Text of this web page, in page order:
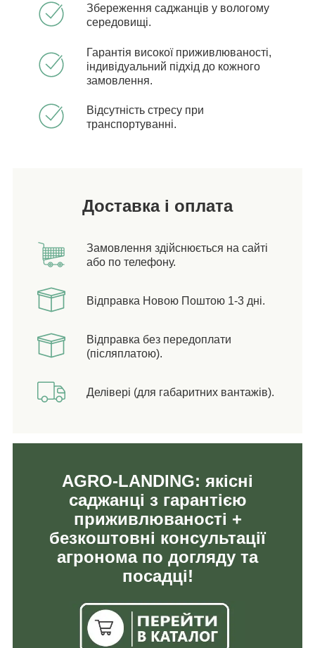
Збереження саджанців у вологому
середовищі.
Гарантія високої приживлюваності,
індивідуальний підхід до кожного
замовлення.
Відсутність стресу при
транспортуванні.
Доставка і оплата
Замовлення здійснюється на сайті
або по телефону.
Відправка Новою Поштою 1-3 дні.
Відправка без передоплати
(післяплатою).
Делівері (для габаритних вантажів).
AGRO-LANDING: якісні
саджанці з гарантією
приживлюваності +
безкоштовні консультації
агронома по догляду та
посадці!